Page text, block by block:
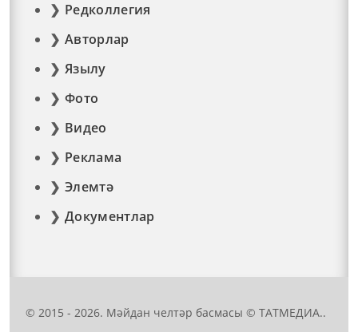
Редколлегия
Авторлар
Язылу
Фото
Видео
Реклама
Элемтә
Документлар
© 2015 - 2026. Мәйдан челтәр басмасы © ТАТМЕДИА..